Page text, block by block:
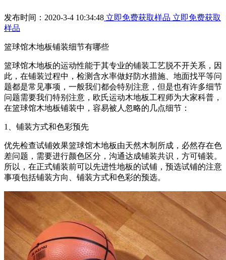
发布时间：2020-3-4 10:34:48 立即免费获取样品 立即免费获取
样品
篮球馆木地板铺装细节有哪些
篮球馆木地板的运动性能于其专业的铺装工艺脱不开关系，因
此，在铺装过程中，检测含水率做好防水措施、地面找平等问
题都是常见事项，一般我们都会特别注意，但是也有许多细节
问题需要我们特别注意，欧氏运动木地板工程师为大家科普，
在篮球馆木地板铺装中，容易被人忽略的几点细节：
1、铺装方式和色彩预先
优先检查试铺效果篮球馆木地板由天然木制所成，必然存在色
差问题，需要进行颜色区分，沟通达成铺装共识，方可铺装。
所以，在正式铺装前可以先进性地板的试铺，预选试铺的注意
事项包括铺装方向、铺装方式和色彩的预选。